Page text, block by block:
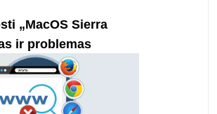
„MacOS Sierra
ir problemas